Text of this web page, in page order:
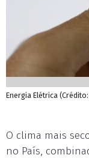
Energia Elétrica
O clima mais
no País,